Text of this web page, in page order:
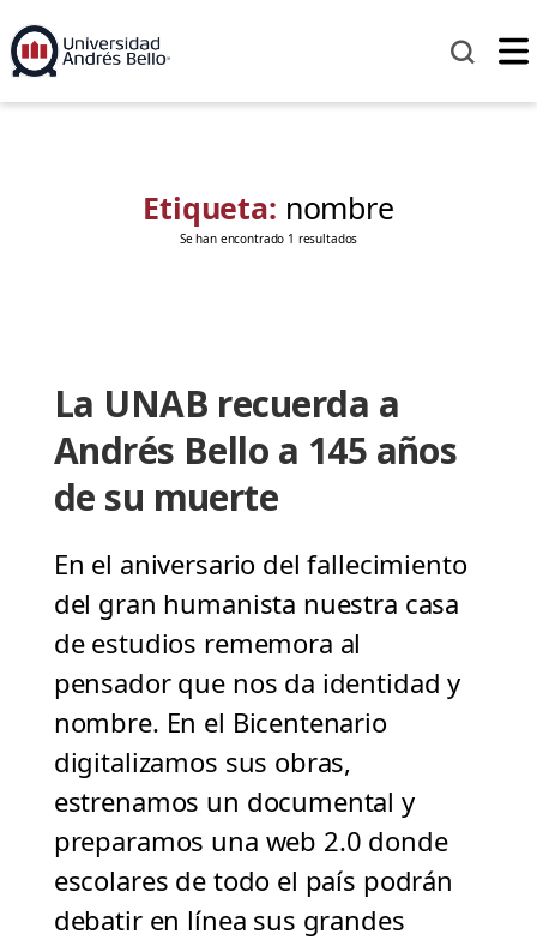
Etiqueta: nombre
Se han encontrado 1 resultados
La UNAB recuerda a
Andrés Bello a 145 años
de su muerte
En el aniversario del fallecimiento
del gran humanista nuestra casa
de estudios rememora al
pensador que nos da identidad y
nombre. En el Bicentenario
digitalizamos sus obras,
estrenamos un documental y
preparamos una web 2.0 donde
escolares de todo el país podrán
debatir en línea sus grandes